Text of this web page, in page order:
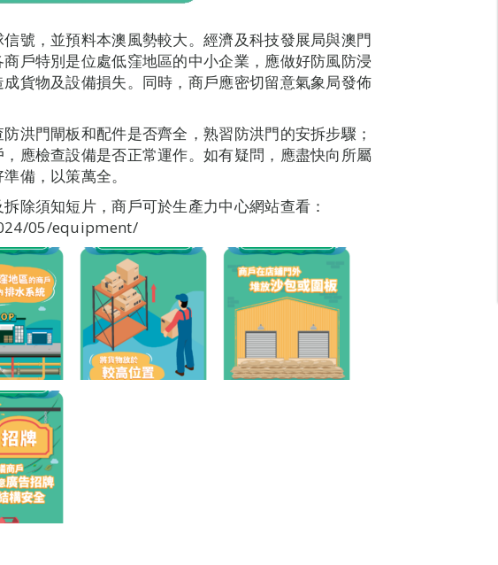
號，並預料本澳風勢較大。經濟及科技發展局與澳門
戶特別是位處低窪地區的中小企業，應做好防風防浸
貨物及設備損失。同時，商戶應密切留意氣象局發佈
洪門閘板和配件是否齊全，熟習防洪門的安拆步驟；
應檢查設備是否正常運作。如有疑問，應盡快向所屬
備，以策萬全。
除須知短片，商戶可於生產力中心網站查看：
05/equipment/